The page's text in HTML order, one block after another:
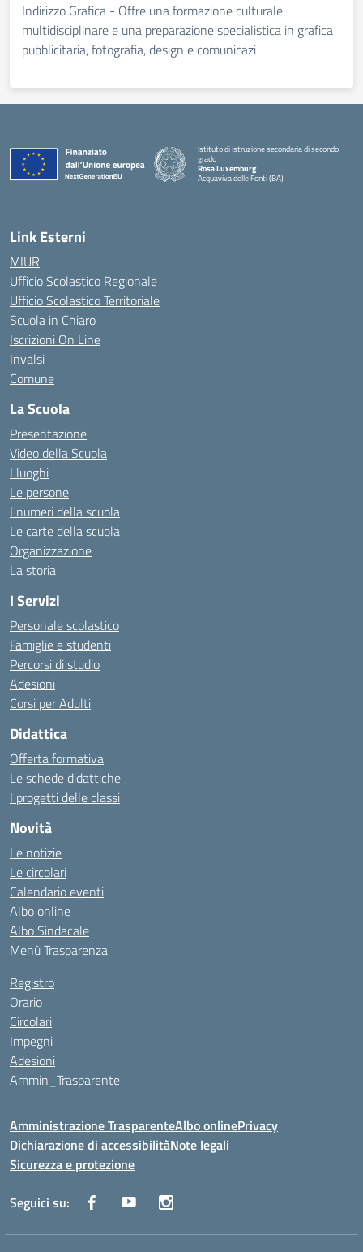
Indirizzo Grafica - Offre una formazione culturale
multidisciplinare e una preparazione specialistica in grafica
pubblicitaria, fotografia, design e comunicazi
Istituto di Istruzione secondaria di secondo
grado
Rosa Luxemburg
Acquaviva delle Fonti (BA)
Link Esterni
MIUR
Ufficio Scolastico Regionale
Ufficio Scolastico Territoriale
Scuola in Chiaro
Iscrizioni On Line
Invalsi
Comune
La Scuola
Presentazione
Video della Scuola
I luoghi
Le persone
I numeri della scuola
Le carte della scuola
Organizzazione
La storia
I Servizi
Personale scolastico
Famiglie e studenti
Percorsi di studio
Adesioni
Corsi per Adulti
Didattica
Offerta formativa
Le schede didattiche
I progetti delle classi
Novità
Le notizie
Le circolari
Calendario eventi
Albo online
Albo Sindacale
Menù Trasparenza
Registro
Orario
Circolari
Impegni
Adesioni
Ammin_Trasparente
Amministrazione TrasparenteAlbo onlinePrivacy
Dichiarazione di accessibilitàNote legali
Sicurezza e protezione
Seguici su: